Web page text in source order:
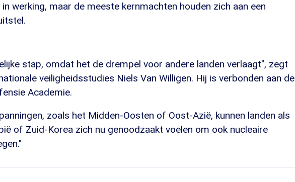
werking, maar de meeste kernmachten houden zich aan een
stap, omdat het de drempel voor andere landen verlaagt", zegt
veiligheidsstudies Niels Van Willigen. Hij is verbonden aan de
Academie.
zoals het Midden-Oosten of Oost-Azië, kunnen landen als
of Zuid-Korea zich nu genoodzaakt voelen om ook nucleaire